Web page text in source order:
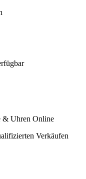
& Uhren Online
Verkäufen